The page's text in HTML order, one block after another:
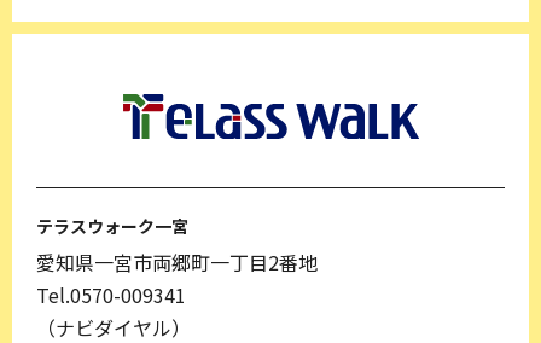
テラスウォーク一宮
愛知県一宮市両郷町一丁目2番地
Tel.0570-009341
（ナビダイヤル）